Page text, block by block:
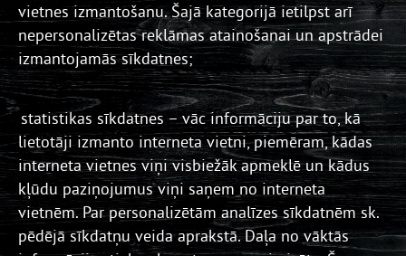
vietnes izmantošanu. Šajā kategorijā ietilpst arī
nepersonalizētas reklāmas atainošanai un apstrādei
izmantojamās sīkdatnes;
statistikas sīkdatnes – vāc informāciju par to, kā
lietotāji izmanto interneta vietni, piemēram, kādas
interneta vietnes viņi visbiežāk apmeklē un kādus
kļūdu paziņojumus viņi saņem no interneta
vietnēm. Par personalizētām analīzes sīkdatnēm sk.
pēdējā sīkdatņu veida aprakstā. Daļa no vāktās